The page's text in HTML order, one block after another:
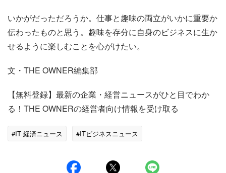
いかがだっただろうか。仕事と趣味の両立がいかに重要か
伝わったものと思う。趣味を存分に自身のビジネスに生か
せるように楽しむことを心がけたい。
文・THE OWNER編集部
【無料登録】最新の企業・経営ニュースがひと目でわか
る！THE OWNERの経営者向け情報を受け取る
#IT 経済ニュース #ITビジネスニュース